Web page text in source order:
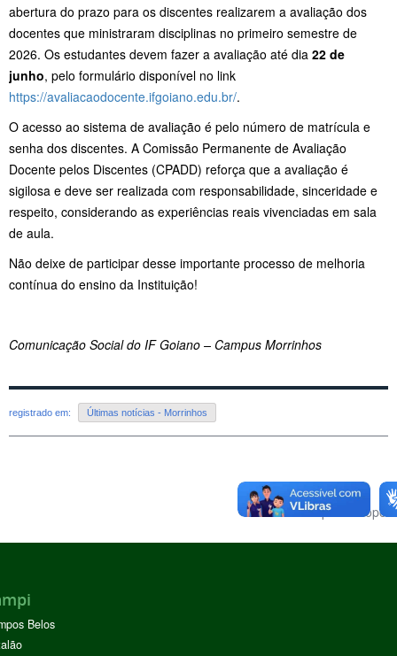
abertura do prazo para os discentes realizarem a avaliação dos
docentes que ministraram disciplinas no primeiro semestre de
2026. Os estudantes devem fazer a avaliação até dia 22 de
junho, pelo formulário disponível no link
https://avaliacaodocente.ifgoiano.edu.br/.
O acesso ao sistema de avaliação é pelo número de matrícula e
senha dos discentes. A Comissão Permanente de Avaliação
Docente pelos Discentes (CPADD) reforça que a avaliação é
sigilosa e deve ser realizada com responsabilidade, sinceridade e
respeito, considerando as experiências reais vivenciadas em sala
de aula.
Não deixe de participar desse importante processo de melhoria
contínua do ensino da Instituição!
Comunicação Social do IF Goiano – Campus Morrinhos
registrado em: Últimas notícias - Morrinhos
Voltar para o topo
Belos